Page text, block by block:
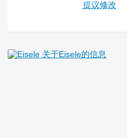
提议修改
关于Eisele的信息